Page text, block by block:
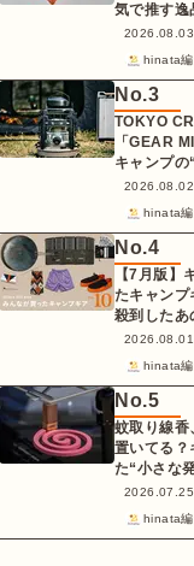
気で推す逸
2026.08.03
hinata
No.3
TOKYO
「GEAR
キャンプの
K3クッキ
2026.08.02
hinata
No.4
【7月版】
たキャン
殺到したあ
2026.08.01
hinata
No.5
蚊取り線香
置いてる？
た“小さな
2026.07.25
hinata